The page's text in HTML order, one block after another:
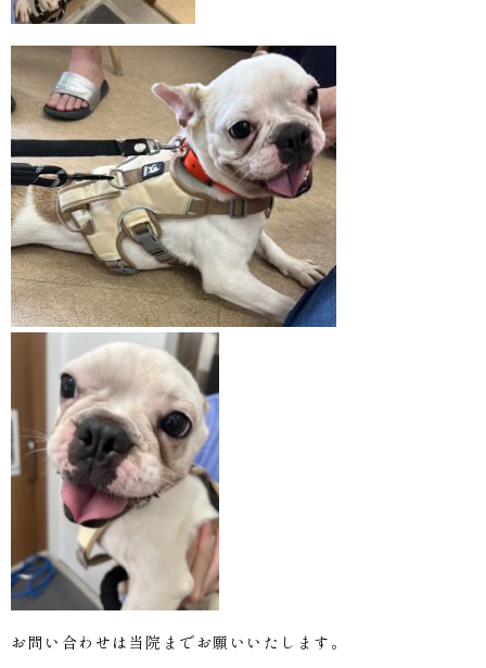
お問い合わせは当院までお願いいたします。